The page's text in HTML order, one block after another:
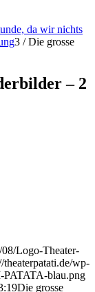
da wir nichts
3 / Die grosse
– 2
08/Logo-Theater-
theaterpatati.de/wp-
PATATA-blau.png
Die grosse